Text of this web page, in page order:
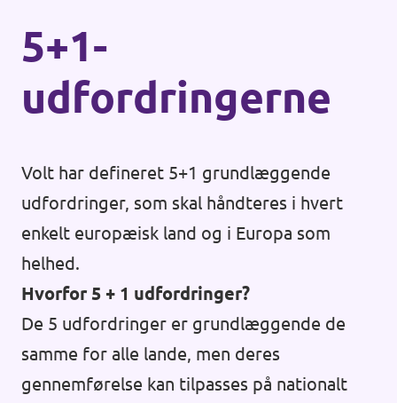
5+1-
udfordringerne
Volt har defineret 5+1 grundlæggende
udfordringer, som skal håndteres i hvert
enkelt europæisk land og i Europa som
helhed.
Hvorfor 5 + 1 udfordringer?
De 5 udfordringer er grundlæggende de
samme for alle lande, men deres
gennemførelse kan tilpasses på nationalt